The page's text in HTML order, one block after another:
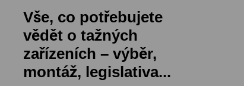
Vše, co potřebujete
vědět o tažných
zařízeních – výběr,
montáž, legislativa...